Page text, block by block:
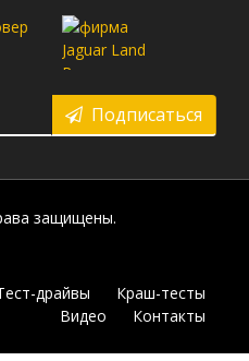
Подписаться
защищены.
драйвы
Краш-тесты
Видео
Контакты